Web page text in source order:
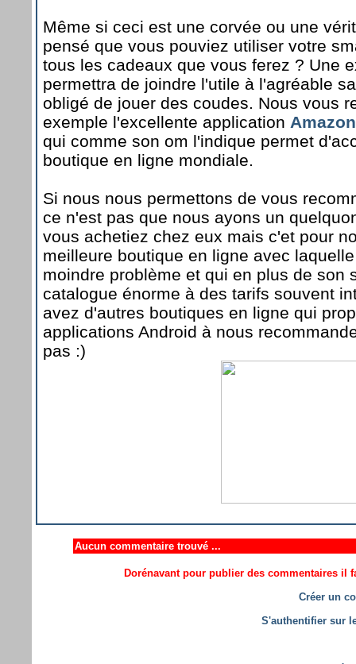
Même si ceci est une corvée ou une
pensé que vous pouviez utiliser votre
tous les cadeaux que vous ferez ? Une
permettra de joindre l'utile à l'agréable
obligé de jouer des coudes. Nous vous
exemple l'excellente application
qui comme son om l'indique permet
boutique en ligne mondiale.
Si nous nous permettons de vous
ce n'est pas que nous ayons un
vous achetiez chez eux mais c'et pour
meilleure boutique en ligne avec
moindre problème et qui en plus de son
catalogue énorme à des tarifs souvent
avez d'autres boutiques en ligne qui
applications Android à nous
pas :)
Aucun commentaire trouvé ...
Dorénavant pour publier des commentaires il
Créer un
S'authentifier sur